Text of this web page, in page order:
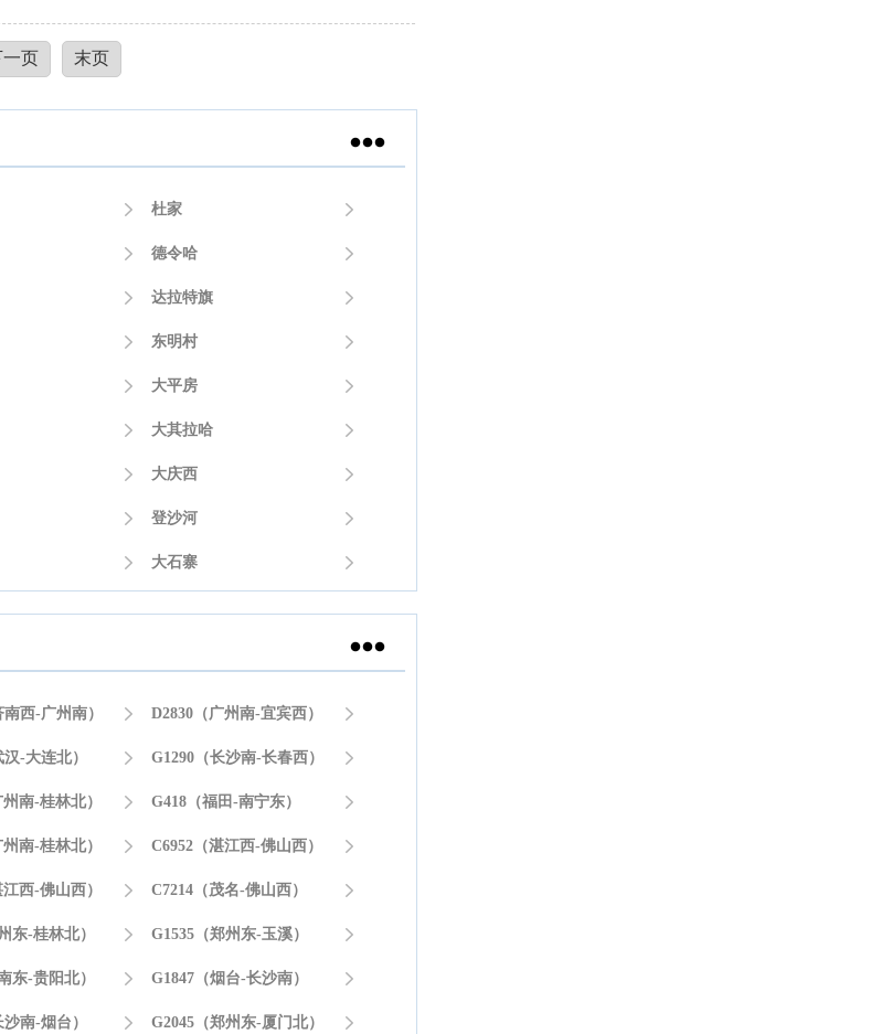
一页 末页

 杜家 
 德令哈 
 达拉特旗 
 东明村 
 大平房 
 大其拉哈 
 大庆西 
 登沙河 
 大石寨 

西-广州南）  D2830（广州南-宜宾西） 
-大连北）  G1290（长沙南-长春西） 
南-桂林北）  G418（福田-南宁东） 
南-桂林北）  C6952（湛江西-佛山西） 
西-佛山西）  C7214（茂名-佛山西） 
东-桂林北）  G1535（郑州东-玉溪） 
东-贵阳北）  G1847（烟台-长沙南） 
南-烟台）  G2045（郑州东-厦门北） 